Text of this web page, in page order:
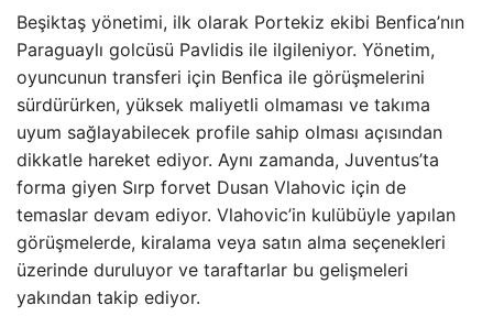
Beşiktaş yönetimi, ilk olarak Portekiz ekibi Benfica’nın
Paraguaylı golcüsü Pavlidis ile ilgileniyor. Yönetim,
oyuncunun transferi için Benfica ile görüşmelerini
sürdürürken, yüksek maliyetli olmaması ve takıma
uyum sağlayabilecek profile sahip olması açısından
dikkatle hareket ediyor. Aynı zamanda, Juventus’ta
forma giyen Sırp forvet Dusan Vlahovic için de
temaslar devam ediyor. Vlahovic’in kulübüyle yapılan
görüşmelerde, kiralama veya satın alma seçenekleri
üzerinde duruluyor ve taraftarlar bu gelişmeleri
yakından takip ediyor.